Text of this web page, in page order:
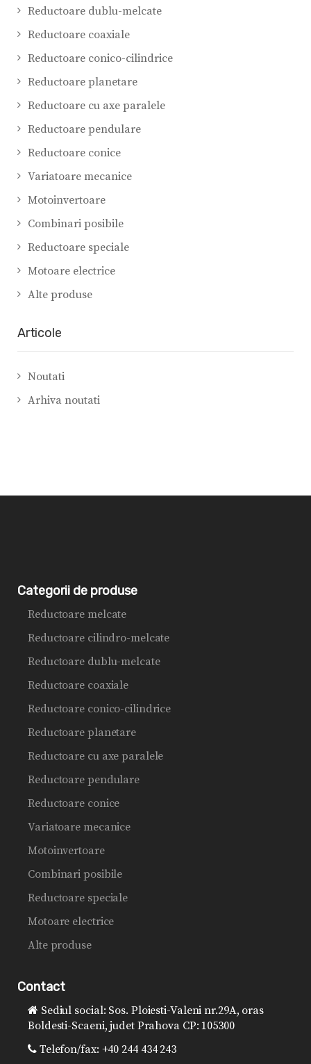
Reductoare dublu-melcate
Reductoare coaxiale
Reductoare conico-cilindrice
Reductoare planetare
Reductoare cu axe paralele
Reductoare pendulare
Reductoare conice
Variatoare mecanice
Motoinvertoare
Combinari posibile
Reductoare speciale
Motoare electrice
Alte produse
Articole
Noutati
Arhiva noutati
Categorii de produse
Reductoare melcate
Reductoare cilindro-melcate
Reductoare dublu-melcate
Reductoare coaxiale
Reductoare conico-cilindrice
Reductoare planetare
Reductoare cu axe paralele
Reductoare pendulare
Reductoare conice
Variatoare mecanice
Motoinvertoare
Combinari posibile
Reductoare speciale
Motoare electrice
Alte produse
Contact
Sediul social: Sos. Ploiesti-Valeni nr.29A, oras
Boldesti-Scaeni, judet Prahova CP: 105300
Telefon/fax: +40 244 434 243